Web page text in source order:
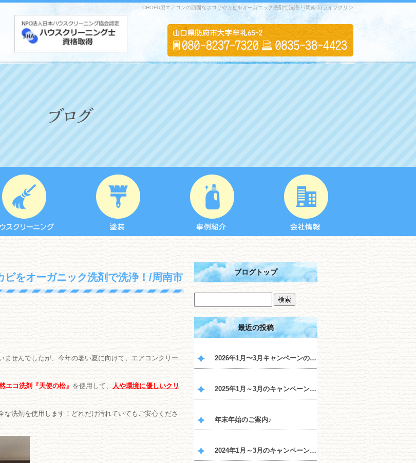
CHOFU製エアコンの頑固なホコリやカビをオーガニック洗剤で洗浄！/周南市|ライフクリン
をオーガニック洗剤で洗浄！/周南市
せんでしたが、今年の暑い夏に向けて、エアコンクリー
エコ洗剤『天使の松』 を使用して、 人や環境に優しいクリ
洗剤を使用します！どれだけ汚れていてもご安心くださ
ブログトップ
最近の投稿
2026年1月〜3月キャンペーンのご案内♪
2025年1月～3月のキャンペーンのご案内♪
年末年始のご案内♪
2024年1月～3月のキャンペーンのご案内♪